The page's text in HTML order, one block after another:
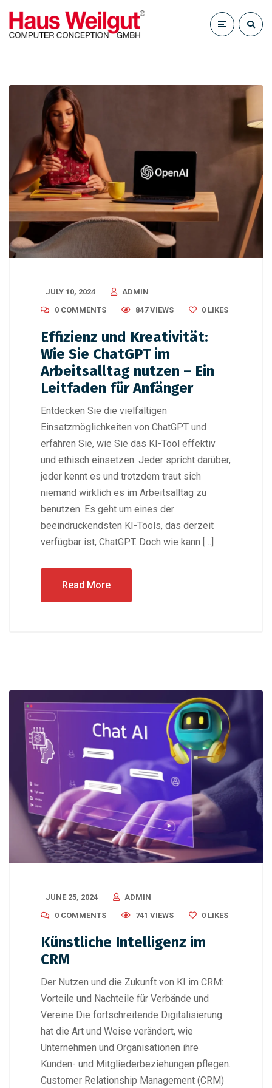
JULY 10, 2024
ADMIN
0 COMMENTS
847 VIEWS 0 LIKES
Effizienz und Kreativität:
Wie Sie ChatGPT im
Arbeitsalltag nutzen – Ein
Leitfaden für Anfänger
Entdecken Sie die vielfältigen
Einsatzmöglichkeiten von ChatGPT und
erfahren Sie, wie Sie das KI-Tool effektiv
und ethisch einsetzen. Jeder spricht darüber,
jeder kennt es und trotzdem traut sich
niemand wirklich es im Arbeitsalltag zu
benutzen. Es geht um eines der
beeindruckendsten KI-Tools, das derzeit
verfügbar ist, ChatGPT. Doch wie kann […]
Read More
JUNE 25, 2024
ADMIN
0 COMMENTS
741 VIEWS 0 LIKES
Künstliche Intelligenz im
CRM
Der Nutzen und die Zukunft von KI im CRM:
Vorteile und Nachteile für Verbände und
Vereine Die fortschreitende Digitalisierung
hat die Art und Weise verändert, wie
Unternehmen und Organisationen ihre
Kunden- und Mitgliederbeziehungen pflegen.
Customer Relationship Management (CRM)